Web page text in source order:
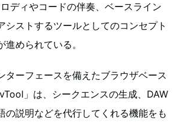
ディやコードの伴奏、ベースライン
シストするツールとしてのコンセプト
められている。
ターフェースを備えたブラウザベース
」は、シークエンスの生成、DAW
の説明などを代行してくれる機能をも